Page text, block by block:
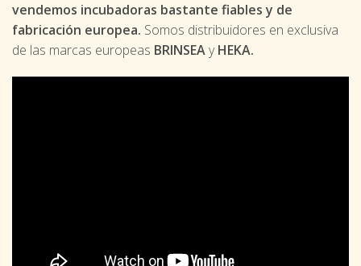
vendemos incubadoras bastante fiables y de
fabricación europea. Somos distribuidores en exclusiva
de las marcas europeas BRINSEAyHEKA.